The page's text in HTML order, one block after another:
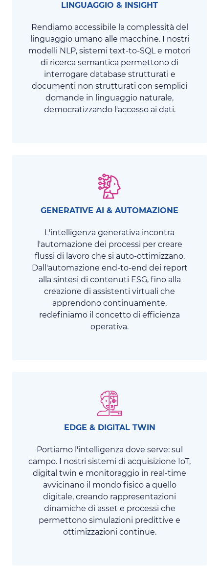
LINGUAGGIO & INSIGHT
Rendiamo accessibile la complessità del
linguaggio umano alle macchine. I nostri
modelli NLP, sistemi text-to-SQL e motori
di ricerca semantica permettono di
interrogare database strutturati e
documenti non strutturati con semplici
domande in linguaggio naturale,
democratizzando l'accesso ai dati.
GENERATIVE AI & AUTOMAZIONE
L'intelligenza generativa incontra
l'automazione dei processi per creare
flussi di lavoro che si auto-ottimizzano.
Dall'automazione end-to-end dei report
alla sintesi di contenuti ESG, fino alla
creazione di assistenti virtuali che
apprendono continuamente,
redefiniamo il concetto di efficienza
operativa.
EDGE & DIGITAL TWIN
Portiamo l'intelligenza dove serve: sul
campo. I nostri sistemi di acquisizione IoT,
digital twin e monitoraggio in real-time
avvicinano il mondo fisico a quello
digitale, creando rappresentazioni
dinamiche di asset e processi che
permettono simulazioni predittive e
ottimizzazioni continue.